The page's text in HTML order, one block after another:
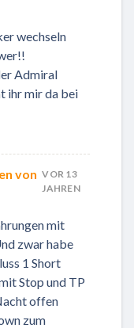
wechseln
Admiral
ihr mir da bei
von VOR 13
JAHREN
mit
zwar habe
1 Short
Stop und TP
offen
zum